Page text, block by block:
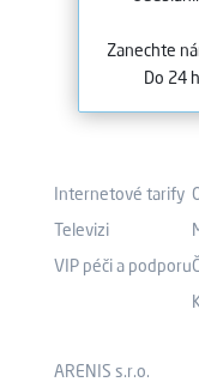
Zanechte
Do 24
Internetové tarify
Televizi
VIP péči a podporu
ARENIS s.r.o.